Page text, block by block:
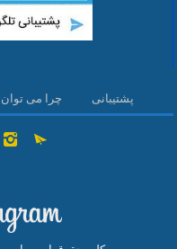
چرا می توان پشتیبانی